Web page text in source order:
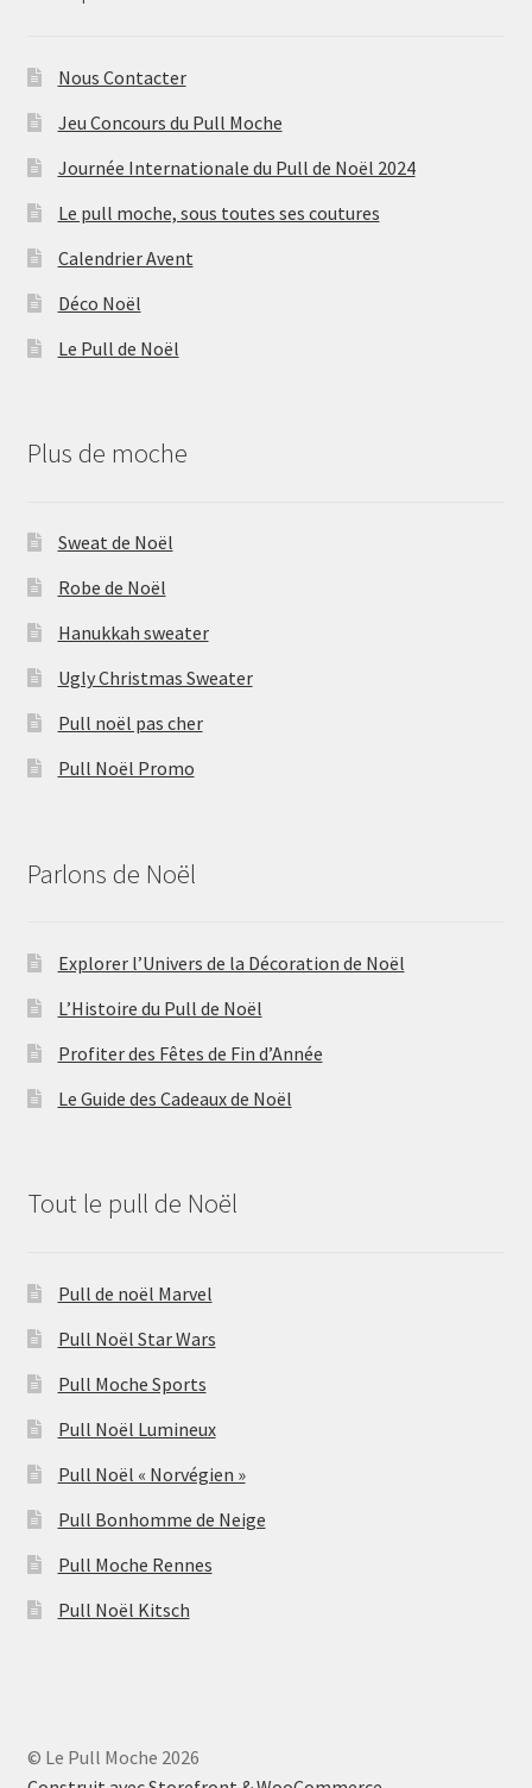
Nous Contacter
Jeu Concours du Pull Moche
Journée Internationale du Pull de Noël 2024
Le pull moche, sous toutes ses coutures
Calendrier Avent
Déco Noël
Le Pull de Noël
Plus de moche
Sweat de Noël
Robe de Noël
Hanukkah sweater
Ugly Christmas Sweater
Pull noël pas cher
Pull Noël Promo
Parlons de Noël
Explorer l’Univers de la Décoration de Noël
L’Histoire du Pull de Noël
Profiter des Fêtes de Fin d’Année
Le Guide des Cadeaux de Noël
Tout le pull de Noël
Pull de noël Marvel
Pull Noël Star Wars
Pull Moche Sports
Pull Noël Lumineux
Pull Noël « Norvégien »
Pull Bonhomme de Neige
Pull Moche Rennes
Pull Noël Kitsch
© Le Pull Moche 2026